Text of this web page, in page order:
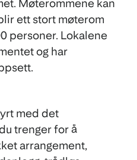
Møterommene kan
ett stort møterom
personer. Lokalene
og har
med det
trenger for å
arrangement,